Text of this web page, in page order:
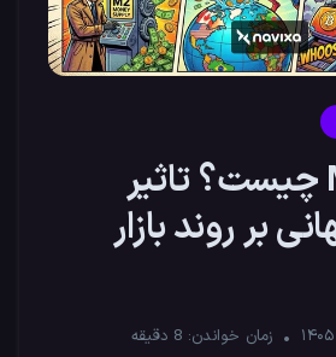
شاخص M2 چیست؟ تاثیر
بر روند بازار
زمان خواندن: 8 دقیقه